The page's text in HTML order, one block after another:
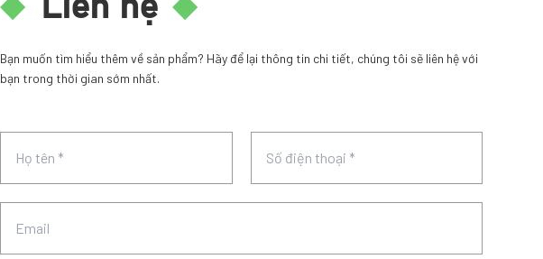
Bạn muốn tìm hiểu thêm về sản phẩm? Hãy để lại thông tin chi tiết, chúng tôi sẽ liên hệ với
bạn trong thời gian sớm nhất.